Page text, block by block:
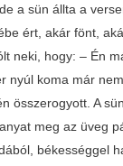
a sün állta a
ért, akár fönt,
neki, hogy: – Én
nyúl koma már
összerogyott. A
meg az üveg
békességgel